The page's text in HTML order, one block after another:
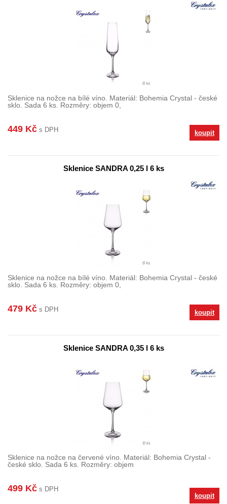
Sklenice na nožce na bílé víno. Materiál: Bohemia Crystal - české
sklo. Sada 6 ks. Rozměry: objem 0,
449 Kč s DPH koupit
Sklenice SANDRA 0,25 l 6 ks
Sklenice na nožce na bílé víno. Materiál: Bohemia Crystal - české
sklo. Sada 6 ks. Rozměry: objem 0,
479 Kč s DPH koupit
Sklenice SANDRA 0,35 l 6 ks
Sklenice na nožce na červené víno. Materiál: Bohemia Crystal -
české sklo. Sada 6 ks. Rozměry: objem
499 Kč s DPH
koupit